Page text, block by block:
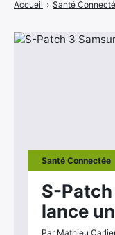
Accueil › Santé
Santé Connectée
S-Patch
lance
Par Mathieu